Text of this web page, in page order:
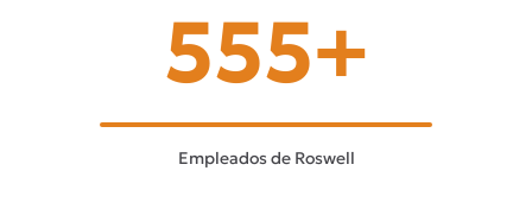
555+
Empleados de Roswell